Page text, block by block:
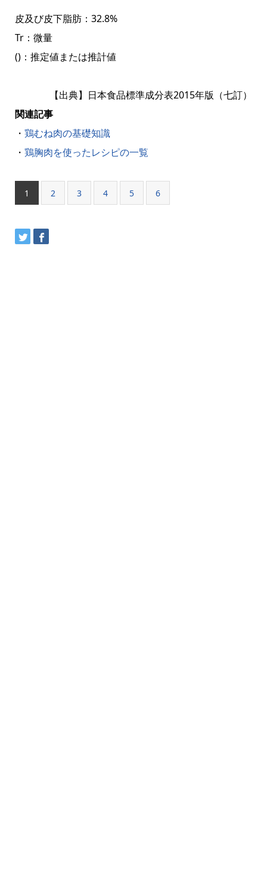
皮及び皮下脂肪：32.8%
Tr：微量
()：推定値または推計値
【出典】日本食品標準成分表2015年版（七訂）
関連記事
・ 鶏むね肉の基礎知識
・ 鶏胸肉を使ったレシピの一覧
1 2 3 4 5 6